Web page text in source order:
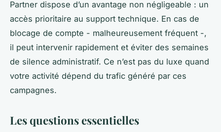
Partner dispose d’un avantage non négligeable : un
accès prioritaire au support technique. En cas de
blocage de compte - malheureusement fréquent -,
il peut intervenir rapidement et éviter des semaines
de silence administratif. Ce n’est pas du luxe quand
votre activité dépend du trafic généré par ces
campagnes.
Les questions essentielles